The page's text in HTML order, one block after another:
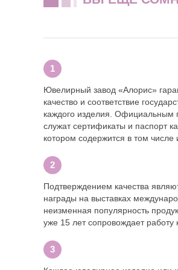
Ювелирный завод «Алорис»
качество и соответствие
каждого изделия. Официальным
служат сертификаты и паспорт
котором содержится в том числе
Подтверждением качества
награды на выставках
неизменная популярность
уже 15 лет сопровождает работу